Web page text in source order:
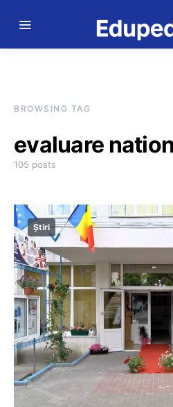
BROWSING TAG
evaluare
105 posts
Știri